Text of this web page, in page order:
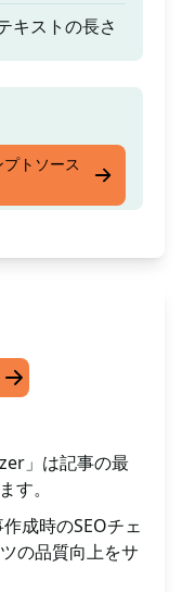
キストの長さ
トソース
」は記事の最
す。
成時のSEOチェ
の品質向上をサ